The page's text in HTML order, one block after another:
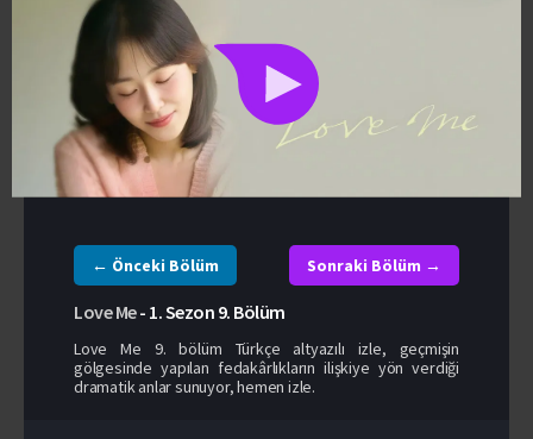
← Önceki Bölüm Sonraki Bölüm →
Love Me- 1. Sezon 9. Bölüm
Love Me 9. bölüm Türkçe altyazılı izle, geçmişin
gölgesinde yapılan fedakârlıkların ilişkiye yön verdiği
dramatik anlar sunuyor, hemen izle.